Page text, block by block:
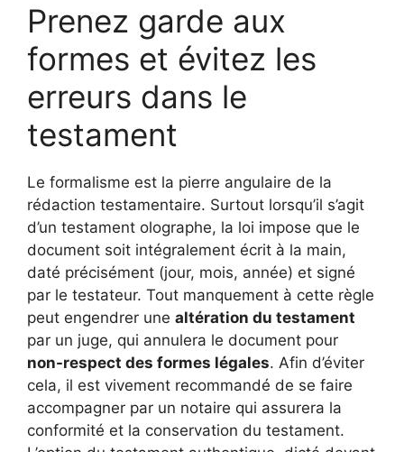
Prenez garde aux
formes et évitez les
erreurs dans le
testament
Le formalisme est la pierre angulaire de la
rédaction testamentaire. Surtout lorsqu’il s’agit
d’un testament olographe, la loi impose que le
document soit intégralement écrit à la main,
daté précisément (jour, mois, année) et signé
par le testateur. Tout manquement à cette règle
peut engendrer une altération du testament
par un juge, qui annulera le document pour
non-respect des formes légales. Afin d’éviter
cela, il est vivement recommandé de se faire
accompagner par un notaire qui assurera la
conformité et la conservation du testament.